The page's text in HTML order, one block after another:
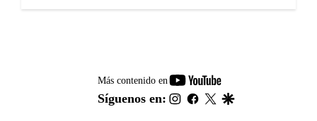
Más contenido en
youtube-
footer
Síguenos en: instagram
facebook
twitter